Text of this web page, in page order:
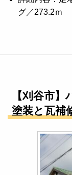
グ／273.2ｍ
【刈谷市
塗装と瓦補